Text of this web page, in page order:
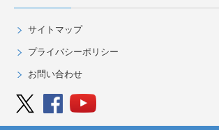
サイトマップ
プライバシーポリシー
お問い合わせ